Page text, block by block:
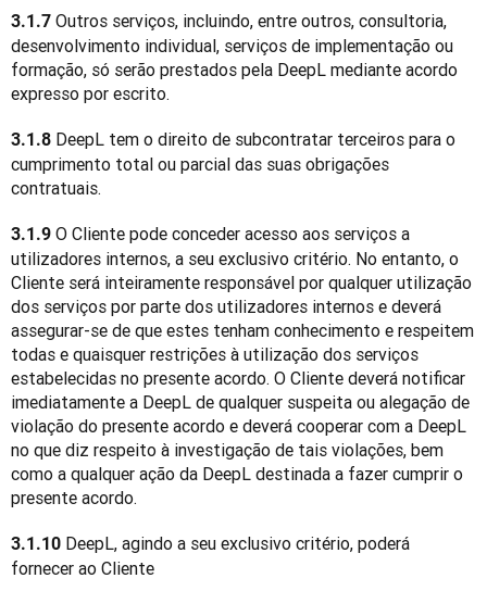
3.1.7 Outros serviços, incluindo, entre outros, consultoria,
desenvolvimento individual, serviços de implementação ou
formação, só serão prestados pela DeepL mediante acordo
expresso por escrito.
3.1.8 DeepL tem o direito de subcontratar terceiros para o
cumprimento total ou parcial das suas obrigações
contratuais.
3.1.9 O Cliente pode conceder acesso aos serviços a
utilizadores internos, a seu exclusivo critério. No entanto, o
Cliente será inteiramente responsável por qualquer utilização
dos serviços por parte dos utilizadores internos e deverá
assegurar-se de que estes tenham conhecimento e respeitem
todas e quaisquer restrições à utilização dos serviços
estabelecidas no presente acordo. O Cliente deverá notificar
imediatamente a DeepL de qualquer suspeita ou alegação de
violação do presente acordo e deverá cooperar com a DeepL
no que diz respeito à investigação de tais violações, bem
como a qualquer ação da DeepL destinada a fazer cumprir o
presente acordo.
3.1.10 DeepL, agindo a seu exclusivo critério, poderá
fornecer ao Cliente